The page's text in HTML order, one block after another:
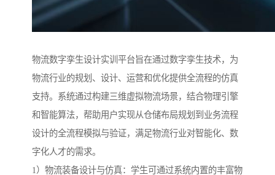
物流数字孪生设计实训平台旨在通过数字孪生技术，为
物流行业的规划、设计、运营和优化提供全流程的仿真
支持。系统通过构建三维虚拟物流场景，结合物理引擎
和智能算法，帮助用户实现从仓储布局规划到业务流程
设计的全流程模拟与验证，满足物流行业对智能化、数
字化人才的需求。
1）物流装备设计与仿真：学生可通过系统内置的丰富物